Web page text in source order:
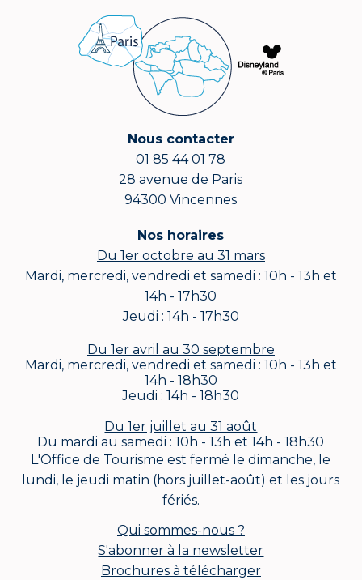
Nous contacter
01 85 44 01 78
28 avenue de Paris
94300 Vincennes
Nos horaires
Du 1er octobre au 31 mars
Mardi, mercredi, vendredi et samedi : 10h - 13h et
14h - 17h30
Jeudi : 14h - 17h30
Du 1er avril au 30 septembre
Mardi, mercredi, vendredi et samedi : 10h - 13h et
14h - 18h30
Jeudi : 14h - 18h30
Du 1er juillet au 31 août
Du mardi au samedi : 10h - 13h et 14h - 18h30
L'Office de Tourisme est fermé le dimanche, le
lundi, le jeudi matin (hors juillet-août) et les jours
fériés.
Qui sommes-nous ?
S'abonner à la newsletter
Brochures à télécharger